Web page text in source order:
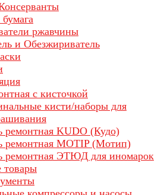
ржавчины
и Обезжириватель
с кисточкой
кисти/наборы для
ремонтная KUDO (Кудо)
ремонтная MOTIP (Мотип)
ремонтная ЭТЮД для иномарок
товары